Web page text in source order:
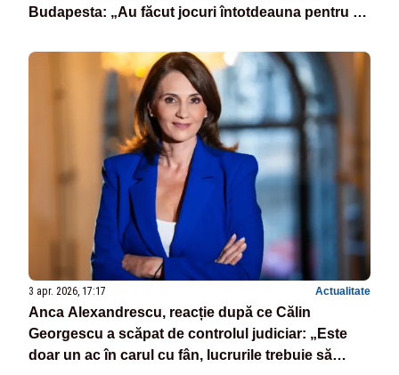
Budapesta: „Au făcut jocuri întotdeauna pentru a
3 apr. 2026, 17:17 Actualitate
Anca Alexandrescu, reacție după ce Călin
Georgescu a scăpat de controlul judiciar: „Este
doar un ac în carul cu fân, lucrurile trebuie să